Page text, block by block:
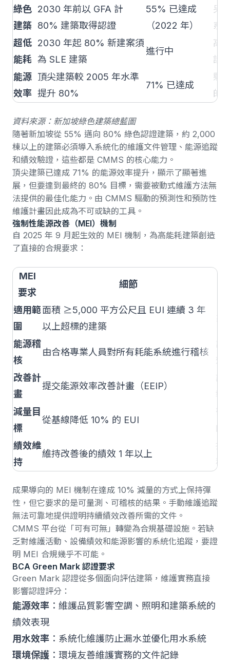
綠色
建築
2030 年前以 GFA 計
80% 建築取得認證
55% 已達成
（2022 年）
另
系
超低
能耗
2030 年起 80% 新建案須
為 SLE 建築
進行中
高
護
能源
效率
頂尖建築較 2005 年水準
提升 80%
71% 已達成
剩
的
資料來源： 新加坡綠色建築總藍圖
隨著新加坡從 55% 邁向 80% 綠色認證建築，約 2,000
棟以上的建築必須導入系統化的維護文件管理、能源追蹤
和績效驗證，這些都是 CMMS 的核心能力。
頂尖建築已達成 71% 的能源效率提升 ，顯示了顯著進
展，但要達到最終的 80% 目標，需要被動式維護方法無
法提供的最佳化能力。由 CMMS 驅動的預測性和預防性
維護計畫因此成為不可或缺的工具。
強制性能源改善（MEI）機制
自 2025 年 9 月起生效的 MEI 機制 ，為高能耗建築創造
了直接的合規要求：
MEI
要求
細節
適用範
圍
面積 ≥5,000 平方公尺且 EUI 連續 3 年
以上超標的建築
能源稽
核
由合格專業人員對所有耗能系統進行稽核
設
效
改善計
畫
提交能源效率改善計畫（EEIP）
記
執
減量目
標
從基線降低 10% 的 EUI
衡
績效維
持
維持改善後的績效 1 年以上
持
程
成果導向的 MEI 機制在達成 10% 減量的方式上保持彈
性，但它要求的是可量測、可稽核的結果。手動維護追蹤
無法可靠地提供證明持續績效改善所需的文件。
CMMS 平台從「可有可無」轉變為合規基礎設施。若缺
乏對維護活動、設備績效和能源影響的系統化追蹤，要證
明 MEI 合規幾乎不可能。
BCA Green Mark 認證要求
Green Mark 認證從多個面向評估建築，維護實務直接
影響認證評分：
能源效率 ：維護品質影響空調、照明和建築系統的
績效表現
用水效率 ：系統化維護防止漏水並優化用水系統
環境保護 ：環境友善維護實務的文件記錄